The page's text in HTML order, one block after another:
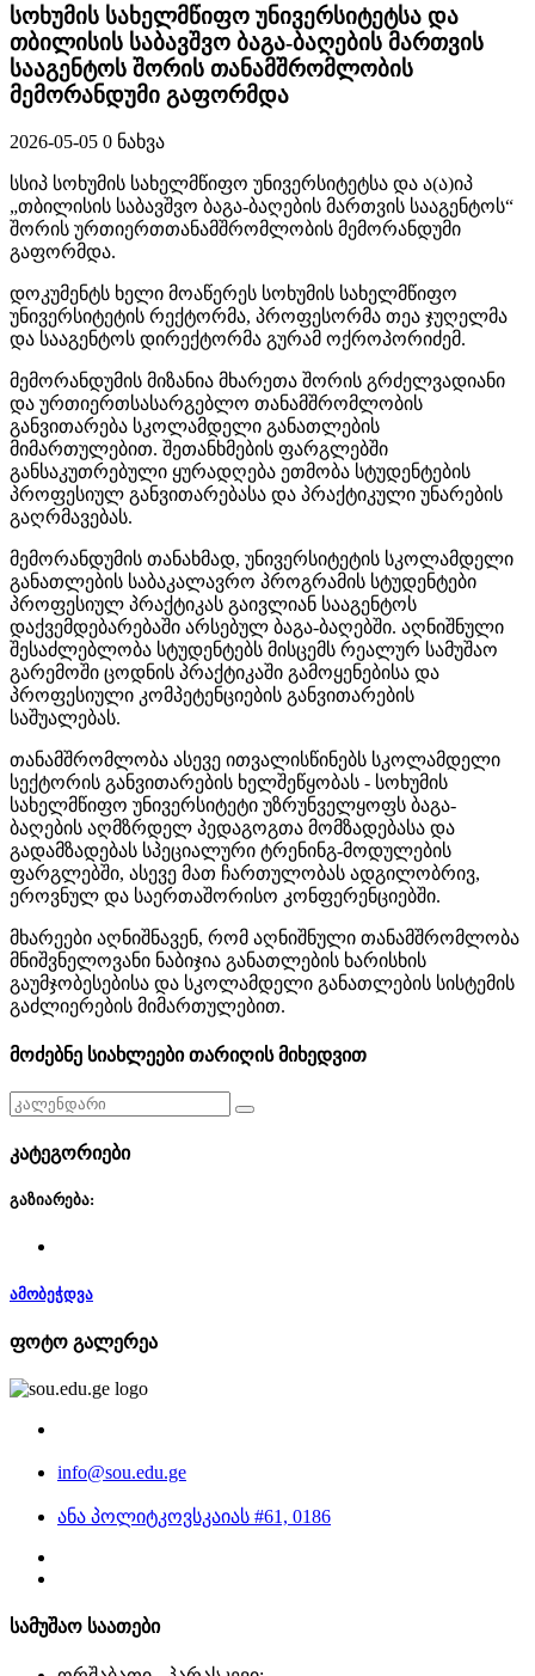
სოხუმის სახელმწიფო უნივერსიტეტსა და
თბილისის საბავშვო ბაგა-ბაღების მართვის
სააგენტოს შორის თანამშრომლობის
მემორანდუმი გაფორმდა
2026-05-05 0 ნახვა
სსიპ სოხუმის სახელმწიფო უნივერსიტეტსა და ა(ა)იპ
„თბილისის საბავშვო ბაგა-ბაღების მართვის სააგენტოს“
შორის ურთიერთთანამშრომლობის მემორანდუმი
გაფორმდა.
დოკუმენტს ხელი მოაწერეს სოხუმის სახელმწიფო
უნივერსიტეტის რექტორმა, პროფესორმა თეა ჯუღელმა
და სააგენტოს დირექტორმა გურამ ოქროპორიძემ.
მემორანდუმის მიზანია მხარეთა შორის გრძელვადიანი
და ურთიერთსასარგებლო თანამშრომლობის
განვითარება სკოლამდელი განათლების
მიმართულებით. შეთანხმების ფარგლებში
განსაკუთრებული ყურადღება ეთმობა სტუდენტების
პროფესიულ განვითარებასა და პრაქტიკული უნარების
გაღრმავებას.
მემორანდუმის თანახმად, უნივერსიტეტის სკოლამდელი
განათლების საბაკალავრო პროგრამის სტუდენტები
პროფესიულ პრაქტიკას გაივლიან სააგენტოს
დაქვემდებარებაში არსებულ ბაგა-ბაღებში. აღნიშნული
შესაძლებლობა სტუდენტებს მისცემს რეალურ სამუშაო
გარემოში ცოდნის პრაქტიკაში გამოყენებისა და
პროფესიული კომპეტენციების განვითარების
საშუალებას.
თანამშრომლობა ასევე ითვალისწინებს სკოლამდელი
სექტორის განვითარების ხელშეწყობას - სოხუმის
სახელმწიფო უნივერსიტეტი უზრუნველყოფს ბაგა-
ბაღების აღმზრდელ პედაგოგთა მომზადებასა და
გადამზადებას სპეციალური ტრენინგ-მოდულების
ფარგლებში, ასევე მათ ჩართულობას ადგილობრივ,
ეროვნულ და საერთაშორისო კონფერენციებში.
მხარეები აღნიშნავენ, რომ აღნიშნული თანამშრომლობა
მნიშვნელოვანი ნაბიჯია განათლების ხარისხის
გაუმჯობესებისა და სკოლამდელი განათლების სისტემის
გაძლიერების მიმართულებით.
მოძებნე სიახლეები თარიღის მიხედვით
კატეგორიები
გაზიარება:
ამობეჭდვა
ფოტო გალერეა
info@sou.edu.ge
ანა პოლიტკოვსკაიას #61, 0186
სამუშაო საათები